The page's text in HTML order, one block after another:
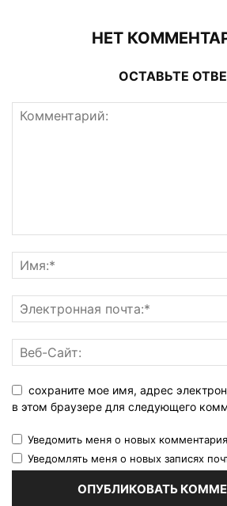
НЕТ
ОСТАВЬТЕ
сохраните мое имя, адрес
в этом браузере для следующего
Уведомить меня о новых
Уведомлять меня о новых записях